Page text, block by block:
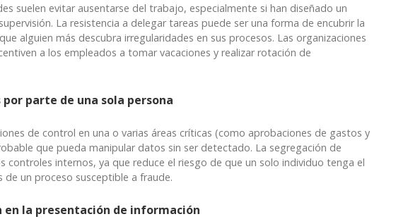
suelen evitar ausentarse del trabajo, especialmente si han diseñado un
La resistencia a delegar tareas puede ser una forma de encubrir la
alguien más descubra irregularidades en sus procesos. Las organizaciones
a los empleados a tomar vacaciones y realizar rotación de
por parte de una sola persona
de control en una o varias áreas críticas (como aprobaciones de gastos y
que pueda manipular datos sin ser detectado. La segregación de
controles internos, ya que reduce el riesgo de que un solo individuo tenga el
un proceso susceptible a fraude.
en la presentación de información